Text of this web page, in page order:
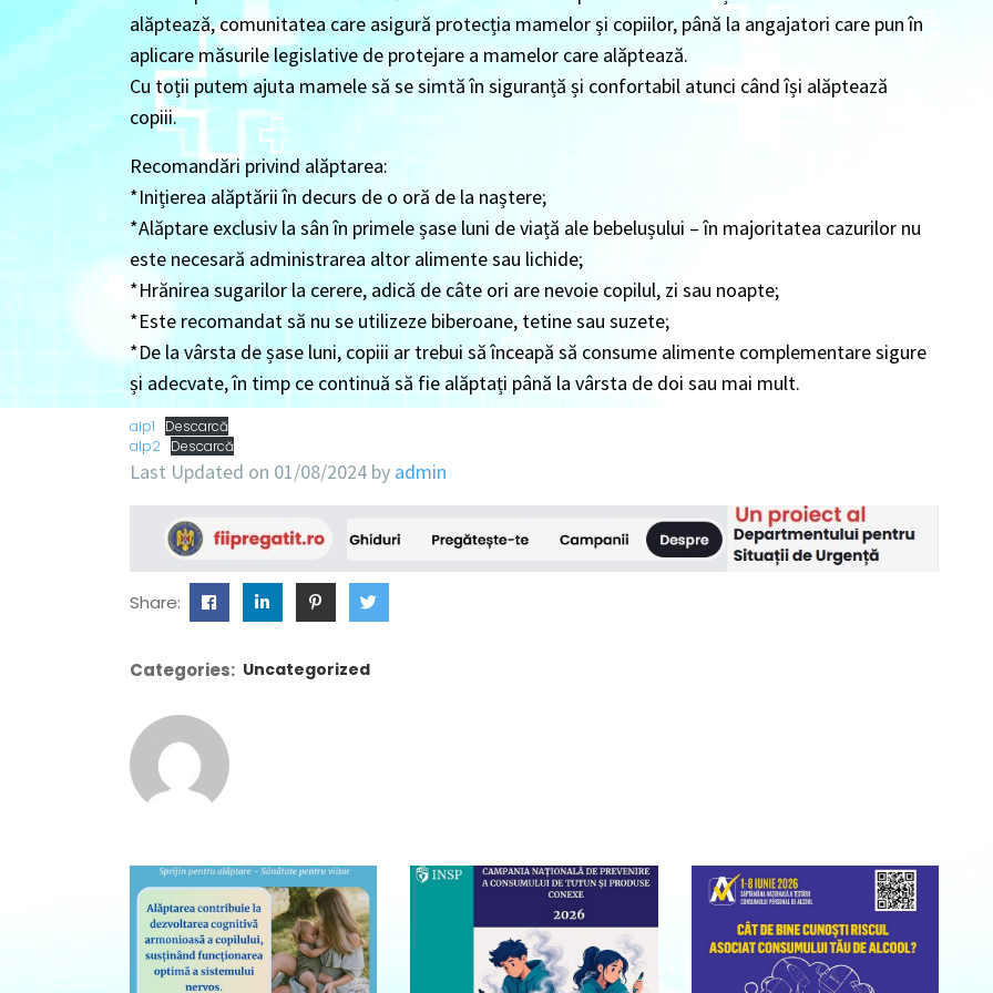
alăptează, comunitatea care asigură protecția mamelor și copiilor, până la angajatori care pun în
aplicare măsurile legislative de protejare a mamelor care alăptează.
Cu toții putem ajuta mamele să se simtă în siguranță și confortabil atunci când își alăptează
copiii.
Recomandări privind alăptarea:
*Inițierea alăptării în decurs de o oră de la naștere;
*Alăptare exclusiv la sân în primele șase luni de viață ale bebelușului – în majoritatea cazurilor nu
este necesară administrarea altor alimente sau lichide;
*Hrănirea sugarilor la cerere, adică de câte ori are nevoie copilul, zi sau noapte;
*Este recomandat să nu se utilizeze biberoane, tetine sau suzete;
*De la vârsta de șase luni, copiii ar trebui să înceapă să consume alimente complementare sigure
și adecvate, în timp ce continuă să fie alăptați până la vârsta de doi sau mai mult.
alp1
Descarcă
alp2 Descarcă
Last Updated on 01/08/2024 by admin
Share:
Categories: Uncategorized